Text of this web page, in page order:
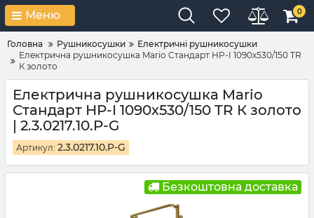
Меню 0
Головна Рушникосушки
Електричні рушникосушки
Електрична рушникосушка Mario Стандарт НР-І 1090х530/150 TR
К золото
Електрична рушникосушка Mario
Стандарт НР-І 1090х530/150 TR К золото
| 2.3.0217.10.P-G
Артикул: 2.3.0217.10.P-G
Безкоштовна доставка